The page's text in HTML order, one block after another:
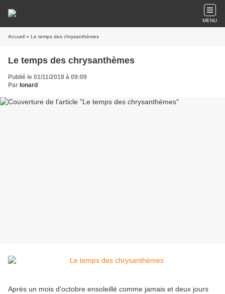
MENU
Accueil » Le temps des chrysanthèmes
Le temps des chrysanthèmes
Publié le 01/11/2018 à 09:09
Par Ionard
Après un mois d'octobre ensoleillé comme jamais et deux jours